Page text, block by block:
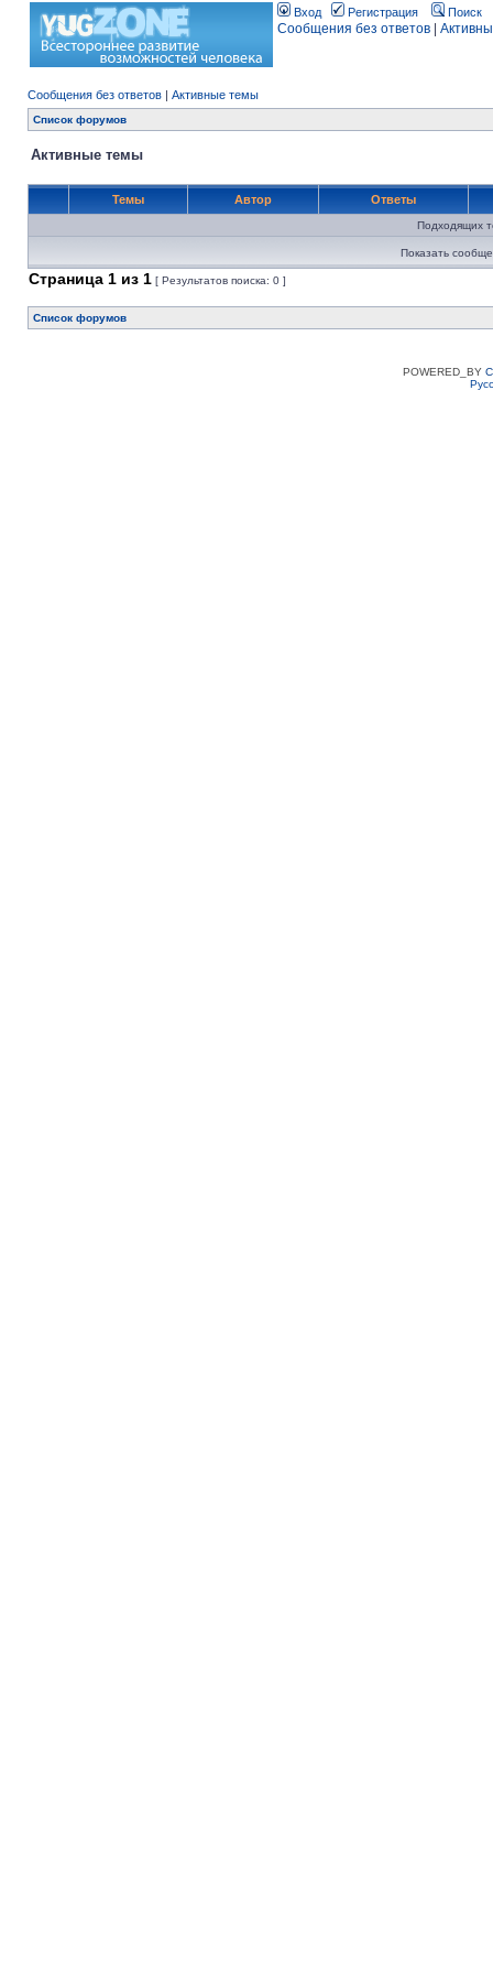
Вход Регистрация Поиск
Сообщения без ответов
Сообщения без ответов | Активные темы
Список форумов
Активные темы
Темы Автор Ответы
Подходящих
Показать
Страница 1 из 1 [ Результатов поиска: 0 ]
Список форумов
POWERED_BY